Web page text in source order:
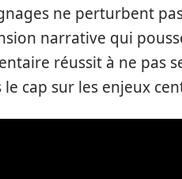
ne perturbent
narrative qui
réussit à ne pas
cap sur les enjeux